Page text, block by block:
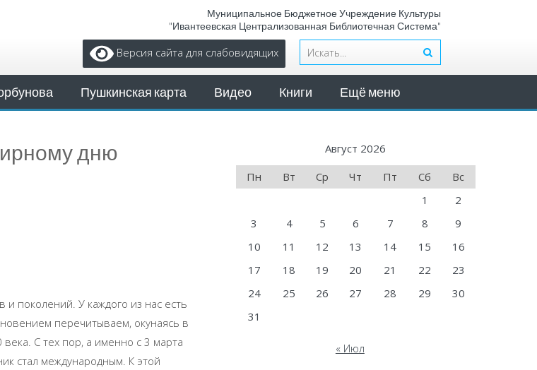
Муниципальное Бюджетное Учреждение Культуры
"Ивантеевская Централизованная Библиотечная Система"
Версия сайта для слабовидящих
Пушкинская карта Видео Книги Ещё меню
дню
и поколений. У каждого из нас есть
перечитываем, окунаясь в
С тех пор, а именно с 3 марта
стал международным. К этой
Август 2026
Пн
Вт Ср Чт Пт Сб
Вс
1
2
3
4 5 6 7 8
9
10
11 12 13 14 15
16
17
18 19 20 21 22
23
24
25 26 27 28 29
30
31
« Июл